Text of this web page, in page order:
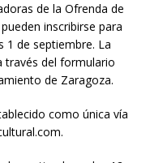
de la Ofrenda de
inscribirse para
1 de septiembre. La
través del formulario
de Zaragoza.
como única vía